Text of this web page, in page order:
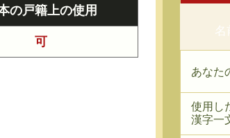
の戸籍上の使用
可
あなた
使用し
漢字一